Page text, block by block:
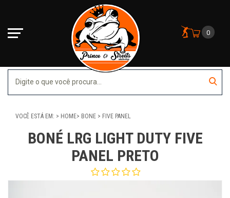
0
VOCÊ ESTÁ EM: HOME BONE FIVE PANEL
BONÉ LRG LIGHT DUTY FIVE
PANEL PRETO